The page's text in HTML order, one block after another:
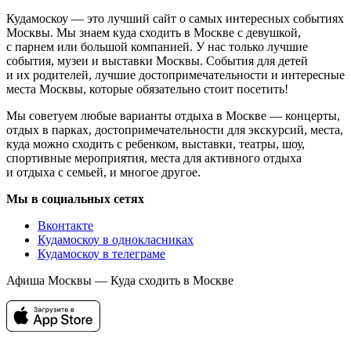
Кудамоскоу — это лучший сайт о самых интересных событиях
Москвы. Мы знаем куда сходить в Москве с девушкой,
с парнем или большой компанией. У нас только лучшие
события, музеи и выставки Москвы. События для детей
и их родителей, лучшие достопримечательности и интересные
места Москвы, которые обязательно стоит посетить!
Мы советуем любые варианты отдыха в Москве — концерты,
отдых в парках, достопримечательности для экскурсий, места,
куда можно сходить с ребенком, выставки, театры, шоу,
спортивные мероприятия, места для активного отдыха
и отдыха с семьей, и многое другое.
Мы в социальных сетях
Вконтакте
Кудамоскоу в однокласниках
Кудамоскоу в телеграме
Афиша Москвы — Куда сходить в Москве